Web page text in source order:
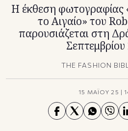
Η έκθεση φωτογραφίας
το Αιγαίο» του
παρουσιάζεται στη
THE FASHION
15 ΜΑΪΟΥ 25 |